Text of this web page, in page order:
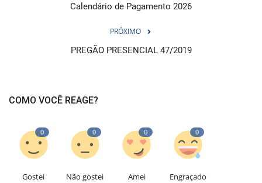
Calendário de Pagamento 2026
PRÓXIMO
PREGÃO PRESENCIAL 47/2019
COMO VOCÊ REAGE?
0
Gostei
0
Não gostei
0
Amei
0
Engraçado